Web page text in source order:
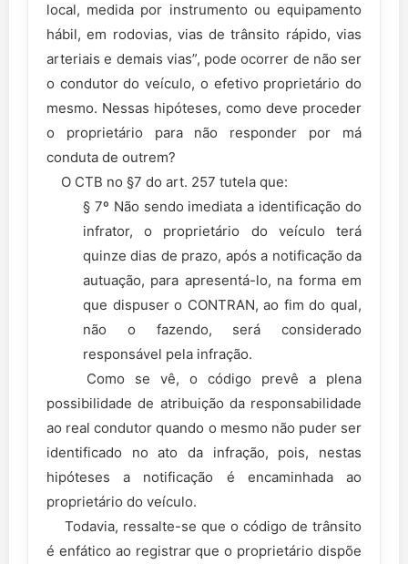
local, medida por instrumento ou equipamento
hábil, em rodovias, vias de trânsito rápido, vias
arteriais e demais vias”, pode ocorrer de não ser
o condutor do veículo, o efetivo proprietário do
mesmo. Nessas hipóteses, como deve proceder
o proprietário para não responder por má
conduta de outrem?
O CTB no §7 do art. 257 tutela que:
§ 7º Não sendo imediata a identificação do
infrator, o proprietário do veículo terá
quinze dias de prazo, após a notificação da
autuação, para apresentá-lo, na forma em
que dispuser o CONTRAN, ao fim do qual,
não o fazendo, será considerado
responsável pela infração.
Como se vê, o código prevê a plena
possibilidade de atribuição da responsabilidade
ao real condutor quando o mesmo não puder ser
identificado no ato da infração, pois, nestas
hipóteses a notificação é encaminhada ao
proprietário do veículo.
Todavia, ressalte-se que o código de trânsito
é enfático ao registrar que o proprietário dispõe